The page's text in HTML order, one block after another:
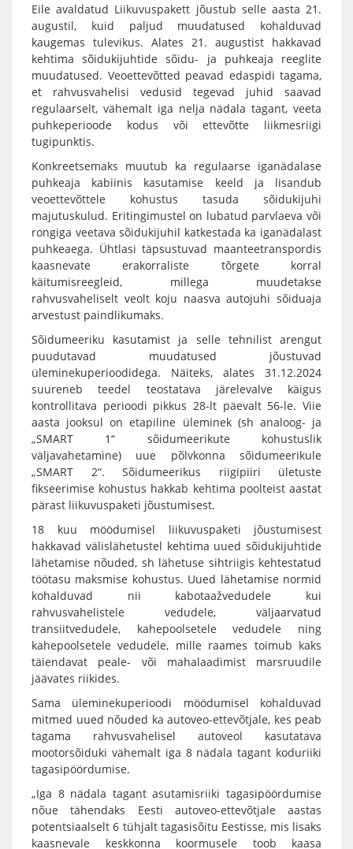
Eile avaldatud Liikuvuspakett jõustub selle aasta 21.
augustil, kuid paljud muudatused kohalduvad
kaugemas tulevikus. Alates 21. augustist hakkavad
kehtima sõidukijuhtide sõidu- ja puhkeaja reeglite
muudatused. Veoettevõtted peavad edaspidi tagama,
et rahvusvahelisi vedusid tegevad juhid saavad
regulaarselt, vähemalt iga nelja nädala tagant, veeta
puhkeperioode kodus või ettevõtte liikmesriigi
tugipunktis.
Konkreetsemaks muutub ka regulaarse iganädalase
puhkeaja kabiinis kasutamise keeld ja lisandub
veoettevõttele kohustus tasuda sõidukijuhi
majutuskulud. Eritingimustel on lubatud parvlaeva või
rongiga veetava sõidukijuhil katkestada ka iganädalast
puhkeaega. Ühtlasi täpsustuvad maanteetranspordis
kaasnevate erakorraliste tõrgete korral
käitumisreegleid, millega muudetakse
rahvusvaheliselt veolt koju naasva autojuhi sõiduaja
arvestust paindlikumaks.
Sõidumeeriku kasutamist ja selle tehnilist arengut
puudutavad muudatused jõustuvad
üleminekuperioodidega. Näiteks, alates 31.12.2024
suureneb teedel teostatava järelevalve käigus
kontrollitava perioodi pikkus 28-lt päevalt 56-le. Viie
aasta jooksul on etapiline üleminek (sh analoog- ja
„SMART 1“ sõidumeerikute kohustuslik
väljavahetamine) uue põlvkonna sõidumeerikule
„SMART 2“. Sõidumeerikus riigipiiri ületuste
fikseerimise kohustus hakkab kehtima poolteist aastat
pärast liikuvuspaketi jõustumisest.
18 kuu möödumisel liikuvuspaketi jõustumisest
hakkavad välislähetustel kehtima uued sõidukijuhtide
lähetamise nõuded, sh lähetuse sihtriigis kehtestatud
töötasu maksmise kohustus. Uued lähetamise normid
kohalduvad nii kabotaažvedudele kui
rahvusvahelistele vedudele, väljaarvatud
transiitvedudele, kahepoolsetele vedudele ning
kahepoolsetele vedudele, mille raames toimub kaks
täiendavat peale- või mahalaadimist marsruudile
jäävates riikides.
Sama üleminekuperioodi möödumisel kohalduvad
mitmed uued nõuded ka autoveo-ettevõtjale, kes peab
tagama rahvusvahelisel autoveol kasutatava
mootorsõiduki vähemalt iga 8 nädala tagant koduriiki
tagasipöördumise.
„Iga 8 nädala tagant asutamisriiki tagasipöördumise
nõue tähendaks Eesti autoveo-ettevõtjale aastas
potentsiaalselt 6 tühjalt tagasisõitu Eestisse, mis lisaks
kaasnevale keskkonna koormusele toob kaasa